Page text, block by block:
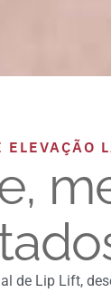
de Lip Lift,